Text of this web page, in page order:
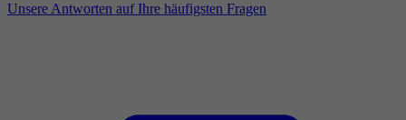
Unsere Antworten auf Ihre häufigsten Fragen